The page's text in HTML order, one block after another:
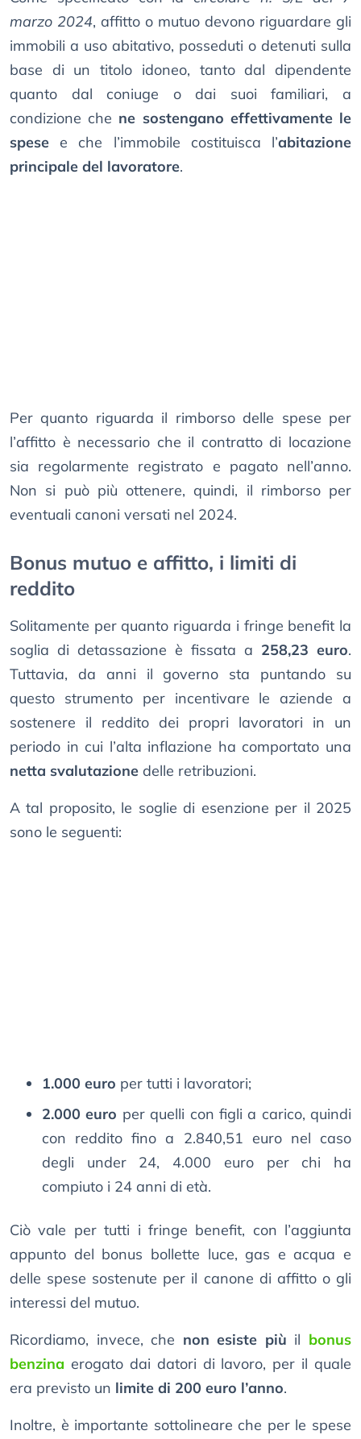
marzo 2024, affitto o mutuo devono riguardare gli
immobili a uso abitativo, posseduti o detenuti sulla
base di un titolo idoneo, tanto dal dipendente
quanto dal coniuge o dai suoi familiari, a
condizione che ne sostengano effettivamente le
spese e che l’immobile costituisca l’abitazione
principale del lavoratore.
Per quanto riguarda il rimborso delle spese per
l’affitto è necessario che il contratto di locazione
sia regolarmente registrato e pagato nell’anno.
Non si può più ottenere, quindi, il rimborso per
eventuali canoni versati nel 2024.
Bonus mutuo e affitto, i limiti di
reddito
Solitamente per quanto riguarda i fringe benefit la
soglia di detassazione è fissata a 258,23 euro.
Tuttavia, da anni il governo sta puntando su
questo strumento per incentivare le aziende a
sostenere il reddito dei propri lavoratori in un
periodo in cui l’alta inflazione ha comportato una
netta svalutazione delle retribuzioni.
A tal proposito, le soglie di esenzione per il 2025
sono le seguenti:
1.000 euro per tutti i lavoratori;
2.000 euro per quelli con figli a carico, quindi
con reddito fino a 2.840,51 euro nel caso
degli under 24, 4.000 euro per chi ha
compiuto i 24 anni di età.
Ciò vale per tutti i fringe benefit, con l’aggiunta
appunto del bonus bollette luce, gas e acqua e
delle spese sostenute per il canone di affitto o gli
interessi del mutuo.
Ricordiamo, invece, che non esiste più il bonus
benzina erogato dai datori di lavoro, per il quale
era previsto un limite di 200 euro l’anno.
Inoltre, è importante sottolineare che per le spese